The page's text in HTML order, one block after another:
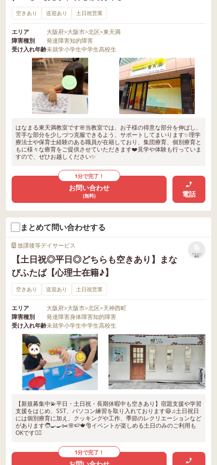
空きあり 送迎あり 土日祝営業
エリア 大阪府>大阪市>北区>東天満
障害種別
発達障害知的障害
受け入れ年齢未就学小学生中学生高校生
はなまる東天満教室です🌸当教室では、お子様の得意な部分を伸ばし、
苦手な部分を少しづつ克服できるよう、サポートしてまいります✨理学
療法士や保育士経験のある職員が在籍しており、集団療育、個別療育と
もに様々な療育をご提供させていただきます❤️見学や体験も行っていま
すので、ぜひお越しください✨
1分で完了！
お問い合わせ
(無料) 電話
まとめて問い合わせする
放課後等デイサービス
【土日祝◎平日◎どちらも空きあり】まな
びふたば【心理士在籍♪】
リストに
保存
空きあり 送迎あり 土日祝営業
エリア 大阪府>大阪市>北区>天神西町
障害種別
発達障害身体障害知的障害
受け入れ年齢未就学小学生中学生高校生
【新規募集中💫平日・土日祝・長期休暇中も空きあり】宿題支援や学習
支援をはじめ、SST、パソコン練習を取り入れております😆♫土日祝日
には個別療育に加え、クッキングや工作、季節のレクリエーションなど
があります🧑‍🍳🍳✂️🌸🍉🍁🎅イベントが楽しめる土日のみのご利用も
OKです🙆‍♂️
1分で完了！